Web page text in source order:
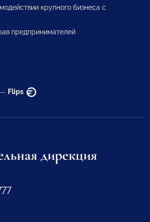
крупного бизнеса с
предпринимателей
— Flips
дирекция